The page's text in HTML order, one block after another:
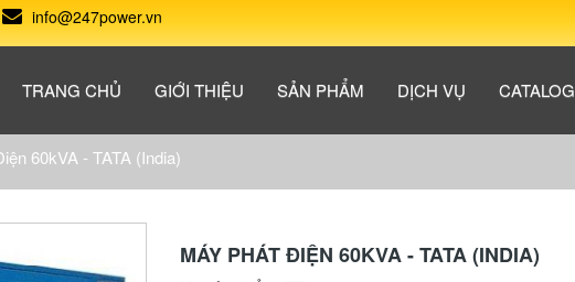
info@247power.vn
TRANG CHỦ GIỚI THIỆU SẢN PHẨM DỊCH VỤ CATALOG
60kVA - TATA (India)
MÁY PHÁT ĐIỆN 60KVA - TATA (INDIA)